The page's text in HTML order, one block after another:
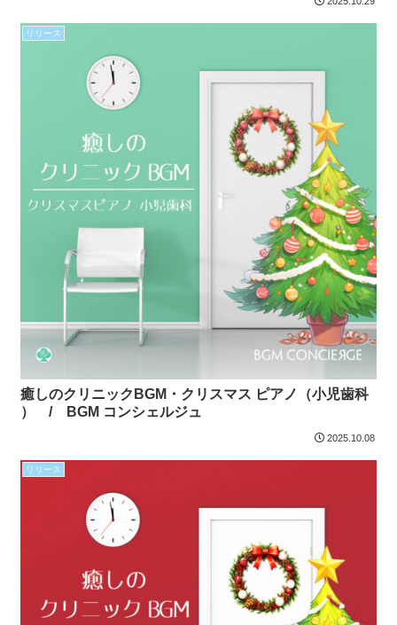
リリース
癒しのクリニックBGM・クリスマス ピアノ（小児歯科
） / BGM コンシェルジュ
2025.10.08
リリース